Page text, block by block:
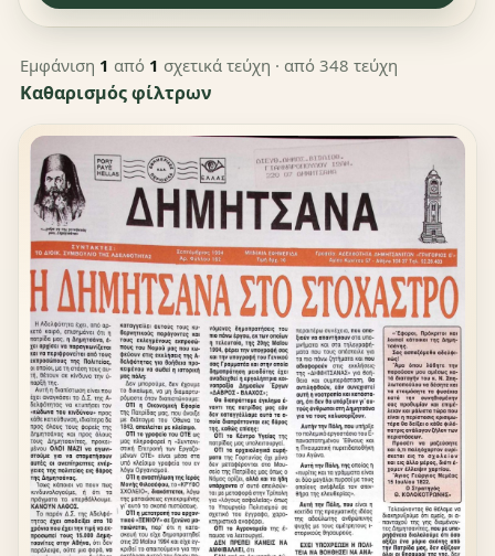
Εμφάνιση 1 από 1 σχετικά τεύχη · από 348 τεύχη
Καθαρισμός φίλτρων